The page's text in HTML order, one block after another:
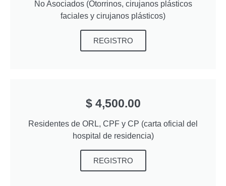
No Asociados (Otorrinos, cirujanos plásticos
faciales y cirujanos plásticos)
REGISTRO
$ 4,500.00
Residentes de ORL, CPF y CP (carta oficial del
hospital de residencia)
REGISTRO